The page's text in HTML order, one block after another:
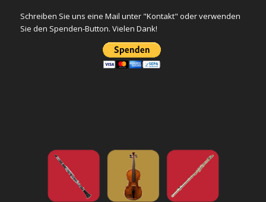
Schreiben Sie uns eine Mail unter "Kontakt" oder verwenden
Sie den Spenden-Button. Vielen Dank!